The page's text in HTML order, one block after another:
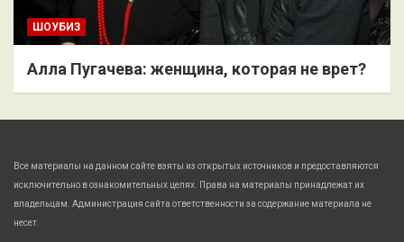
ШОУБИЗ
Алла Пугачева: женщина, которая не врет?
Все материалы на данном сайте взяты из открытых источников и предоставляются
исключительно в ознакомительных целях. Права на материалы принадлежат их
владельцам. Администрация сайта ответственности за содержание материала не
несет.